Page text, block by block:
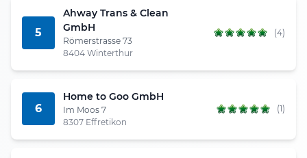
5
Ahway Trans & Clean
GmbH
Römerstrasse 73
8404 Winterthur
(4)
6
Home to Goo GmbH
Im Moos 7
8307 Effretikon
(1)